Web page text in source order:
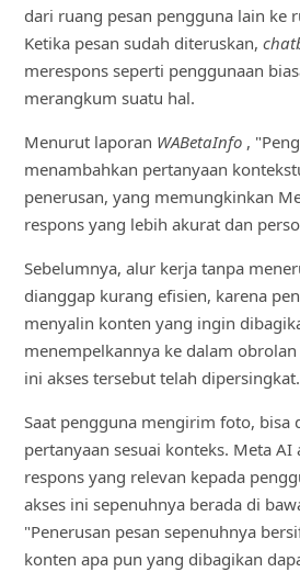
dari ruang pesan pengguna lain ke
Ketika pesan sudah diteruskan,
merespons seperti penggunaan
merangkum suatu hal.
Menurut laporan WABetaInfo ,
menambahkan pertanyaan
penerusan, yang memungkinkan
respons yang lebih akurat dan
Sebelumnya, alur kerja tanpa
dianggap kurang efisien, karena
menyalin konten yang ingin
menempelkannya ke dalam
ini akses tersebut telah dipersingkat.
Saat pengguna mengirim foto, bisa
pertanyaan sesuai konteks. Meta
respons yang relevan kepada
akses ini sepenuhnya berada di
"Penerusan pesan sepenuhnya
konten apa pun yang dibagikan